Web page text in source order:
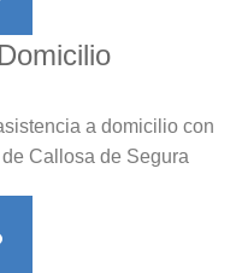
a domicilio con
Callosa de Segura